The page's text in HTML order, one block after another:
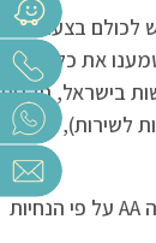
לכולם בצענו את
את כללי
בישראל, תקנות
לשירות),
האתר מותאם לדרישות הנגישות תקן 5568 ברמה AA על פי הנחיות